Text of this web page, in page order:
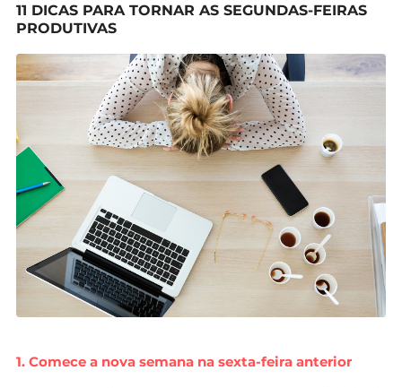
11 DICAS PARA TORNAR AS SEGUNDAS-FEIRAS
PRODUTIVAS
1. Comece a nova semana na sexta-feira anterior